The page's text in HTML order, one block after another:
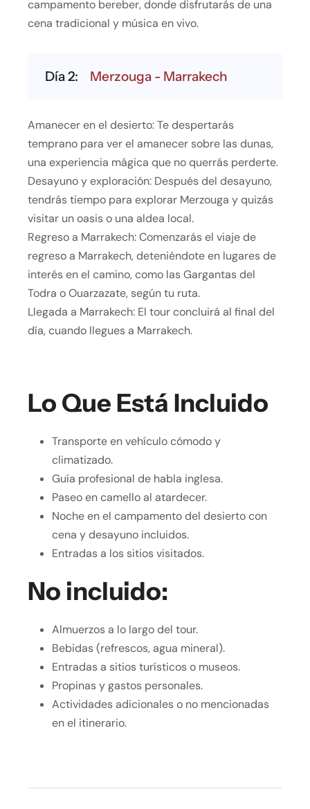
campamento bereber, donde disfrutarás de una
cena tradicional y música en vivo.
Día 2: Merzouga - Marrakech
Amanecer en el desierto: Te despertarás
temprano para ver el amanecer sobre las dunas,
una experiencia mágica que no querrás perderte.
Desayuno y exploración: Después del desayuno,
tendrás tiempo para explorar Merzouga y quizás
visitar un oasis o una aldea local.
Regreso a Marrakech: Comenzarás el viaje de
regreso a Marrakech, deteniéndote en lugares de
interés en el camino, como las Gargantas del
Todra o Ouarzazate, según tu ruta.
Llegada a Marrakech: El tour concluirá al final del
día, cuando llegues a Marrakech.
Lo Que Está Incluido
Transporte en vehículo cómodo y
climatizado.
Guía profesional de habla inglesa.
Paseo en camello al atardecer.
Noche en el campamento del desierto con
cena y desayuno incluidos.
Entradas a los sitios visitados.
No incluido:
Almuerzos a lo largo del tour.
Bebidas (refrescos, agua mineral).
Entradas a sitios turísticos o museos.
Propinas y gastos personales.
Actividades adicionales o no mencionadas
en el itinerario.